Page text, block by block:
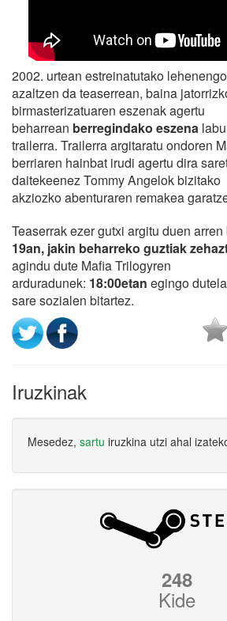
2002. urtean estreinatutako
azaltzen da teaserrean, baina
birmasterizatuaren eszenak agertu
beharrean berregindako eszena
trailerra. Trailerra argitaratu ondoren
berriaren hainbat irudi agertu dira
daitekeenez Tommy Angelok bizitako
akziozko abenturaren remakea
Teaserrak ezer gutxi argitu duen arren
19an, jakin beharreko guztiak
agindu dute Mafia Trilogyren
arduradunek: 18:00etan egingo
sare sozialen bitartez.
Iruzkinak
Mesedez, sartu iruzkina utzi ahal
248
Kide